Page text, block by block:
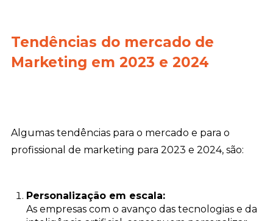
Tendências do mercado de
Marketing em 2023 e 2024
Algumas tendências para o mercado e para o
profissional de marketing para 2023 e 2024, são:
Personalização em escala:
As empresas com o avanço das tecnologias e da